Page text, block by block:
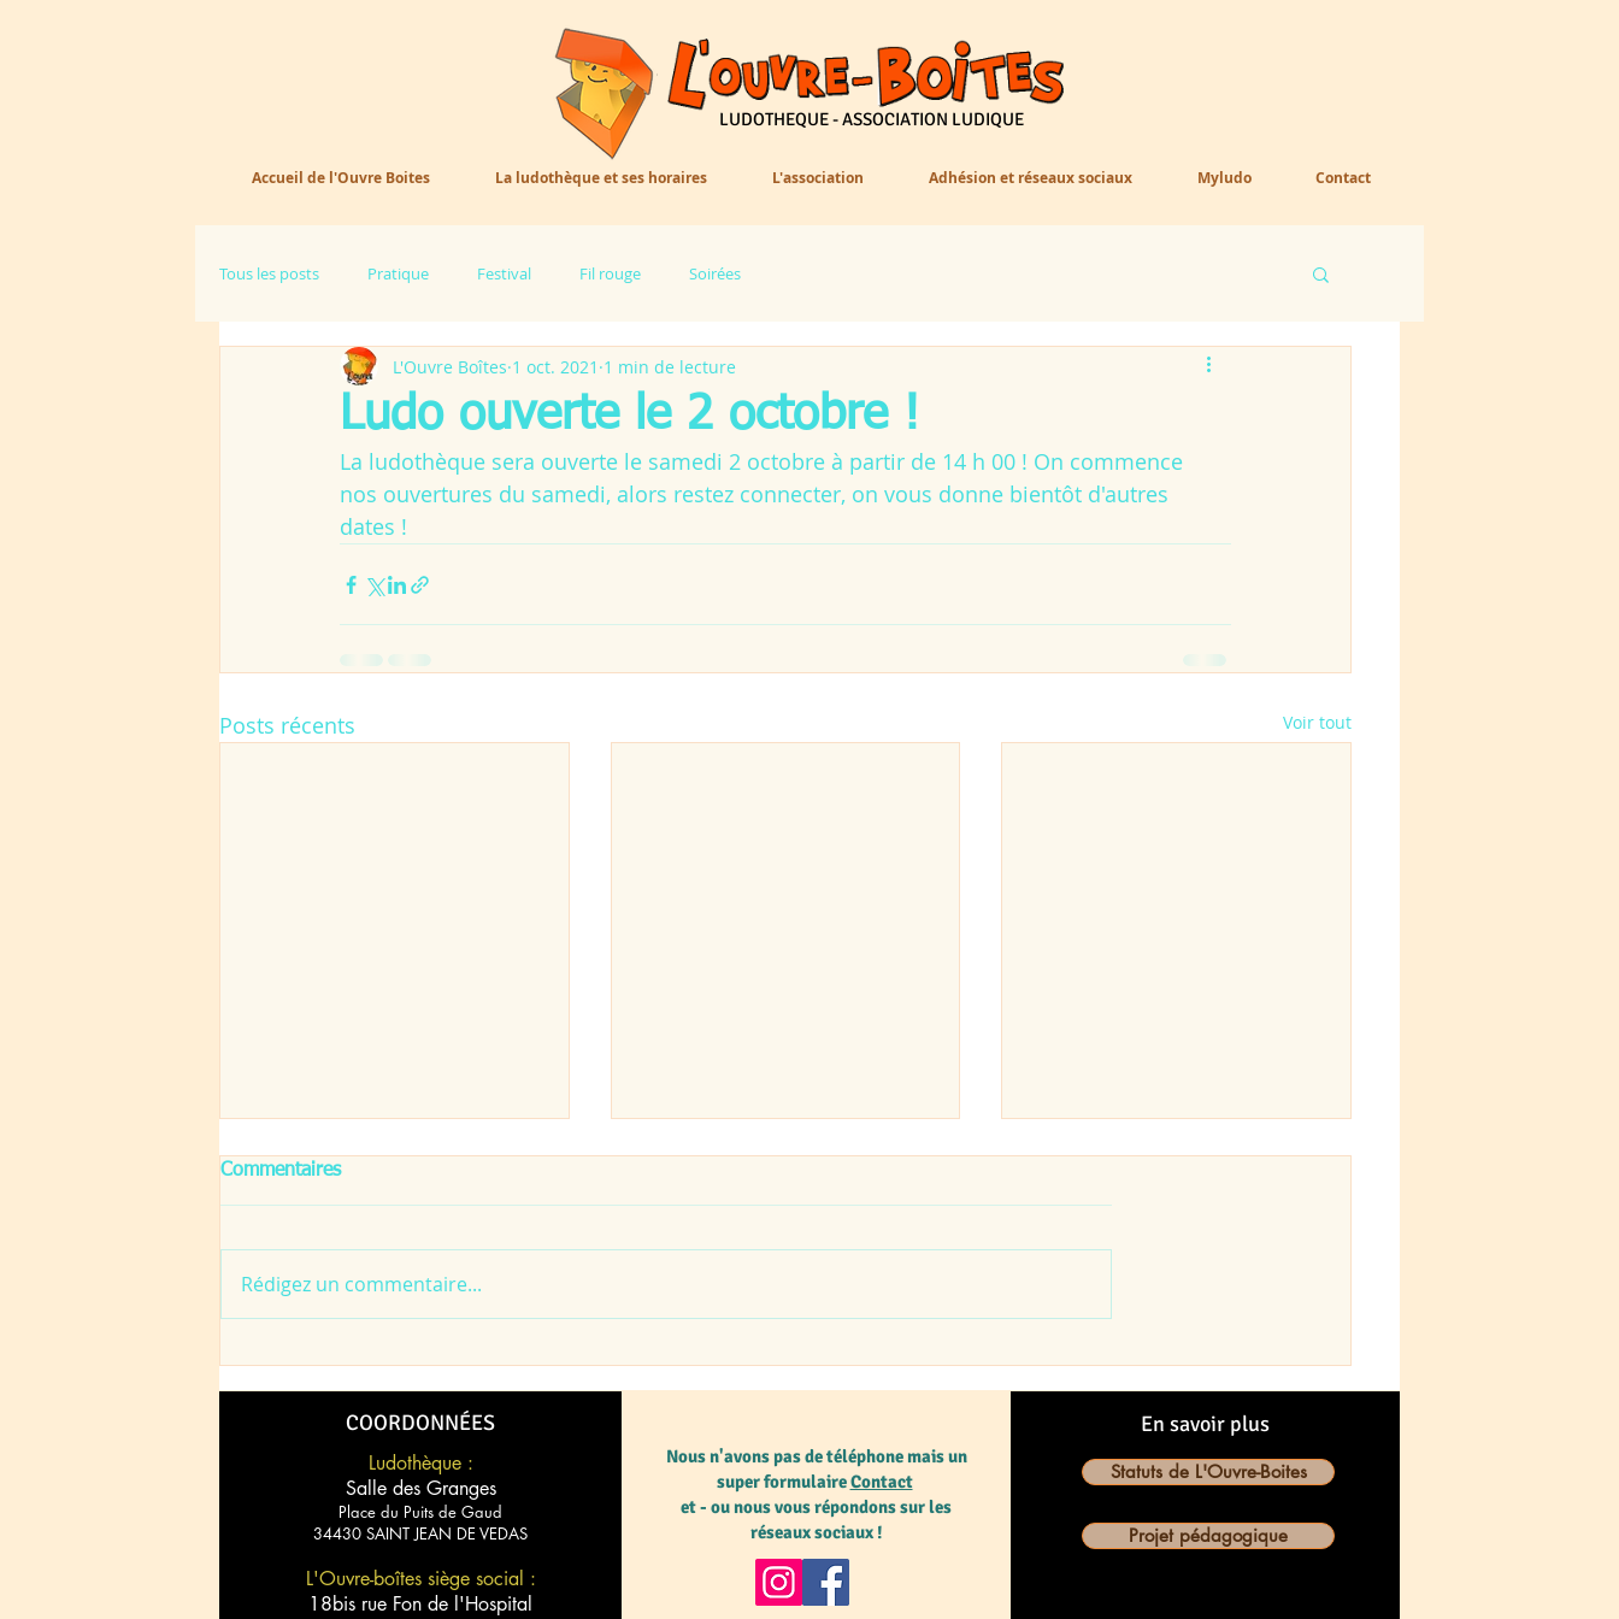
LUDOTHEQUE - ASSOCIATION LUDIQUE
Accueil de l'Ouvre Boites La ludothèque et ses horaires L'association Adhésion et réseaux sociaux Myludo Contact
Tous les posts Pratique Festival Fil rouge Soirées
Ludo ouverte le 2 octobre !
L'Ouvre Boîtes 1 oct. 2021 1 min de lecture
La ludothèque sera ouverte le samedi 2 octobre à partir de 14 h 00 ! On commence
nos ouvertures du samedi, alors restez connecter, on vous donne bientôt d'autres
dates !
Posts récents Voir tout
Adhésion 2022-2023
La nouvelle campagne
L'Ouvre-Boîtes fermée la
aura donc pas de ludothèque,
Commentaires
Rédigez un commentaire...
COORDONNÉES
Ludothèque :
Salle des Granges
Place du Puits de Gaud
34430 SAINT JEAN DE VEDAS
L'Ouvre-boîtes siège social :
18bis rue Fon de l'Hospital
Nous n'avons pas de téléphone mais un
super formulaireContact
et - ou nous vous répondons sur les
réseaux sociaux !
En savoir plus
Statuts de L'Ouvre-Boites
Projet pédagogique